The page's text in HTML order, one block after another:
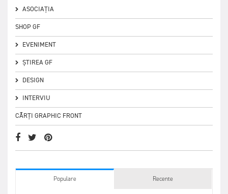
ASOCIAȚIA
SHOP GF
EVENIMENT
ȘTIREA GF
DESIGN
INTERVIU
CĂRȚI GRAPHIC FRONT
Populare Recente